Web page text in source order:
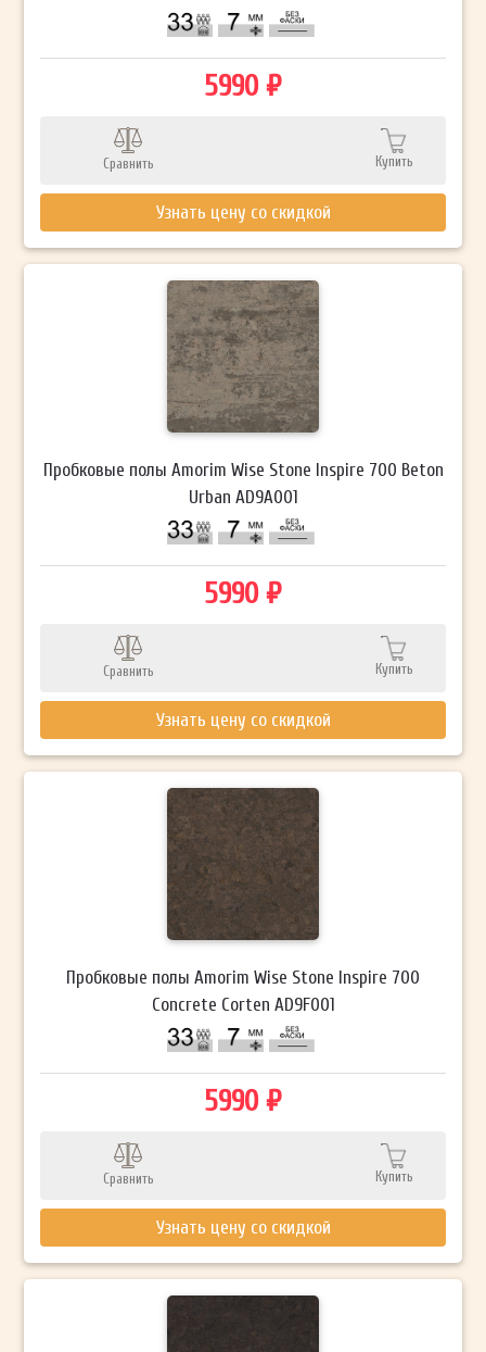
5990 ₽
Сравнить Купить
Узнать цену со скидкой
Пробковые полы Amorim Wise Stone Inspire 700 Beton
Urban AD9A001
5990 ₽
Сравнить Купить
Узнать цену со скидкой
Пробковые полы Amorim Wise Stone Inspire 700
Concrete Corten AD9F001
5990 ₽
Сравнить Купить
Узнать цену со скидкой